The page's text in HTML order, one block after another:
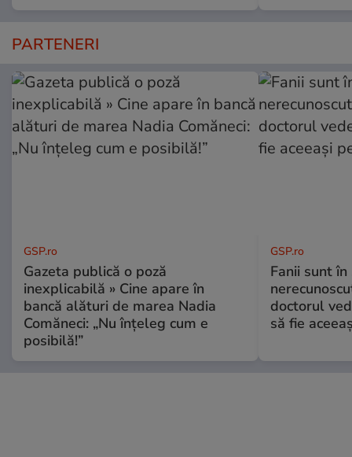
PARTENERI
GSP.ro
Gazeta publică o poză
inexplicabilă » Cine apare în
bancă alături de marea Nadia
Comăneci: „Nu înțeleg cum e
posibilă!”
GSP.ro
Fanii sunt în
doctorul
să fie